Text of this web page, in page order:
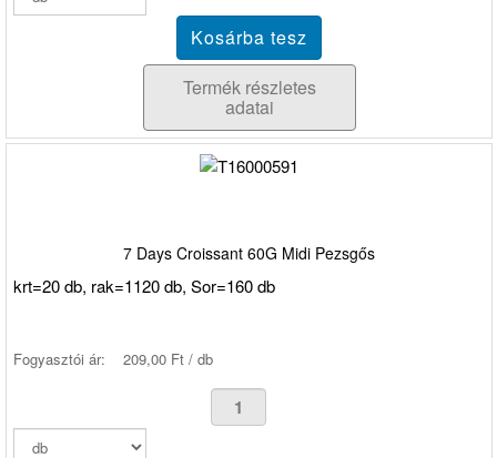
Termék részletes
adatai
7 Days Croissant 60G Midi Pezsgős
krt=20 db, rak=1120 db, Sor=160 db
Fogyasztói ár: 209,00 Ft / db